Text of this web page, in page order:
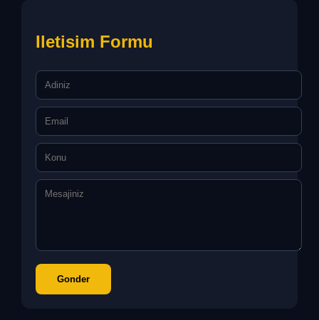
Iletisim Formu
Gonder